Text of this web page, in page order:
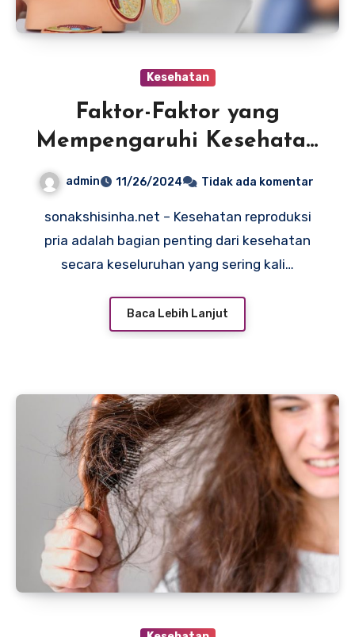
Kesehatan
Faktor-Faktor yang
Mempengaruhi Kesehatan
Reproduksi Pria dan Cara
admin 11/26/2024 Tidak ada komentar
sonakshisinha.net – Kesehatan reproduksi
pria adalah bagian penting dari kesehatan
secara keseluruhan yang sering kali…
Baca Lebih Lanjut